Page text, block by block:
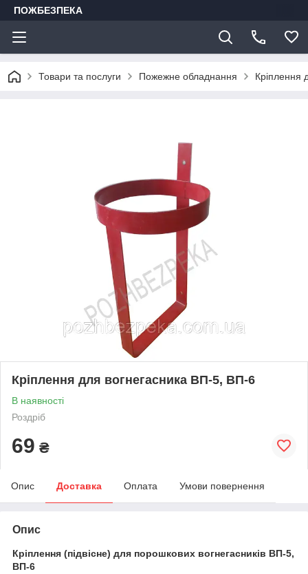
ПОЖБЕЗПЕКА
Товари та послуги Пожежне обладнання Кріплення
Кріплення для вогнегасника ВП-5, ВП-6
В наявності
Роздріб
69 ₴
Опис Доставка Оплата Умови повернення
Опис
Кріплення (підвісне) для порошкових вогнегасників ВП-5,
ВП-6